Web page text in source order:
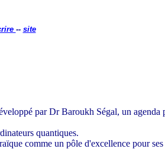
-- site
par Dr Baroukh Ségal, un agenda
quantiques.
comme un pôle d'excellence pour ses